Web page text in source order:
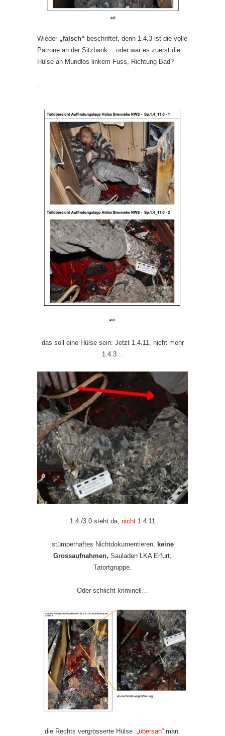
Wieder „falsch“ beschriftet, denn 1.4.3 ist die volle
Patrone an der Sitzbank… oder war es zuerst die
Hülse an Mundlos linkem Fuss, Richtung Bad?
.
das soll eine Hülse sein: Jetzt 1.4.11, nicht mehr
1.4.3…
1.4./3.0 steht da, nicht 1.4.11
stümperhaftes Nichtdokumentieren, keine
Grossaufnahmen, Sauladen LKA Erfurt,
Tatortgruppe.
Oder schlicht kriminell…
die Rechts vergrösserte Hülse „übersah“ man.